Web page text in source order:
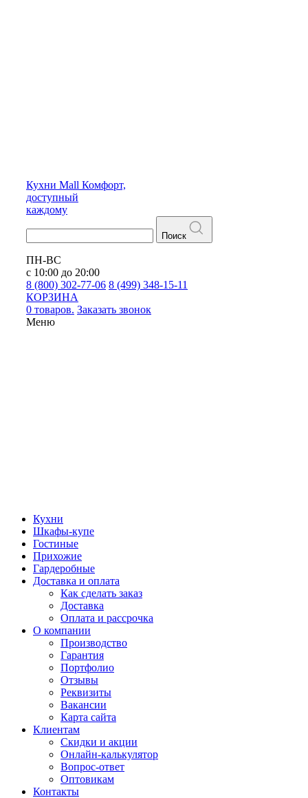
Кухни Mall Комфорт,
доступный
каждому
Поиск
ПН-ВС
с 10:00 до 20:00
8 (800) 302-77-06 8 (499) 348-15-11
КОРЗИНА
0 товаров. Заказать звонок
Меню
Кухни
Шкафы-купе
Гостиные
Прихожие
Гардеробные
Доставка и оплата
Как сделать заказ
Доставка
Оплата и рассрочка
О компании
Производство
Гарантия
Портфолио
Отзывы
Реквизиты
Вакансии
Карта сайта
Клиентам
Скидки и акции
Онлайн-калькулятор
Вопрос-ответ
Оптовикам
Контакты